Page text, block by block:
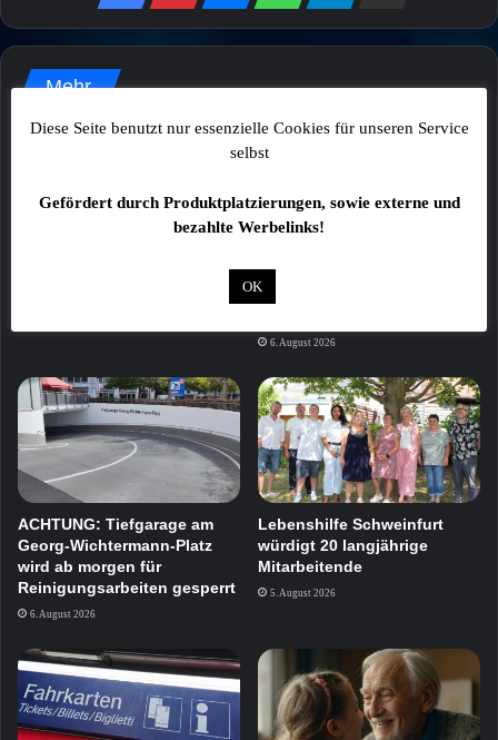
Mehr
Hägele übernimmt
Kapitänsamt bei den
6. August 2026
ACHTUNG: Tiefgarage am
Georg-Wichtermann-Platz
wird ab morgen für
Reinigungsarbeiten gesperrt
6. August 2026
Lebenshilfe Schweinfurt
würdigt 20 langjährige
Mitarbeitende
5. August 2026
Diese Seite benutzt nur essenzielle Cookies für unseren Service
selbst
Gefördert durch Produktplatzierungen, sowie externe und
bezahlte Werbelinks!
OK